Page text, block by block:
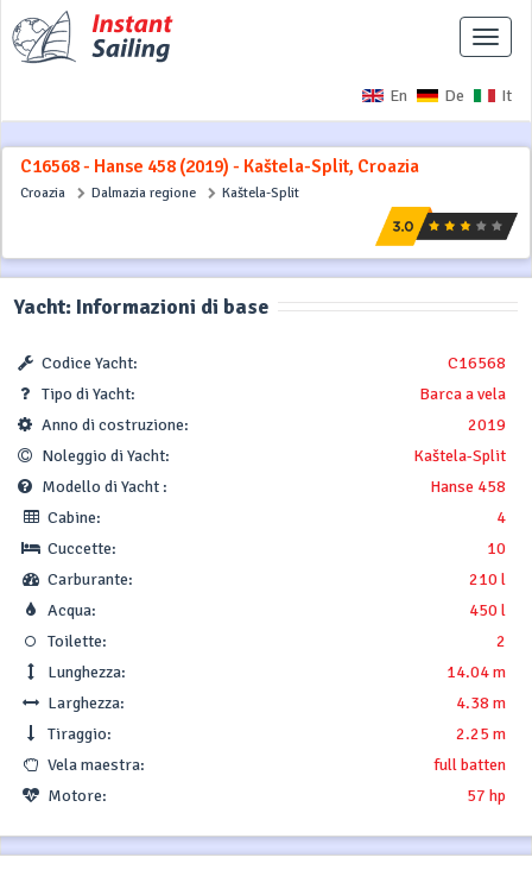
En De It
C16568 - Hanse 458 (2019) - Kaštela-Split, Croazia
Croazia Dalmazia regione Kaštela-Split
Yacht: Informazioni di base
Codice Yacht:
C16568
Tipo di Yacht:
Barca a vela
Anno di costruzione:
2019
Noleggio di Yacht:
Kaštela-Split
Modello di Yacht :
Hanse 458
Cabine:
4
Cuccette:
10
Carburante:
210 l
Acqua:
450 l
Toilette:
2
Lunghezza:
14.04 m
Larghezza:
4.38 m
Tiraggio:
2.25 m
Vela maestra:
full batten
Motore:
57 hp